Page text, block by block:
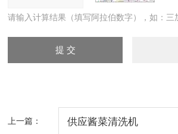
请输入计算结果（填写阿拉伯数字），如：三
上一篇： 供应酱菜清洗机